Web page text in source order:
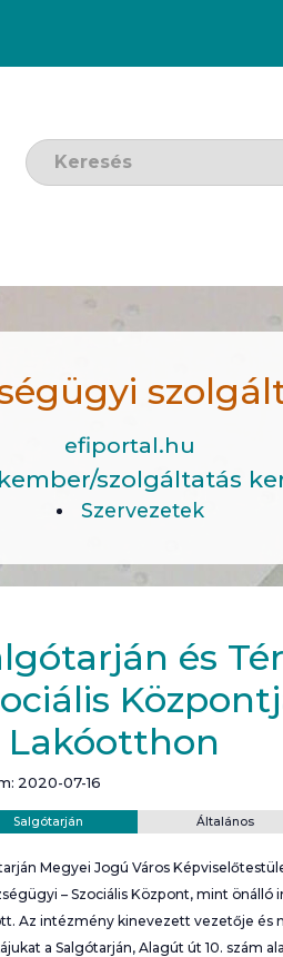
Keresendő szó:
efiportal.hu
szolgáltatás
Szervezetek
és
Lakóotthon
2020-07-16
Salgótarján Általános
Megyei Jogú Város
– Szociális Központ, mint önálló
Az intézmény kinevezett vezetője és
a Salgótarján, Alagút út 10. szám